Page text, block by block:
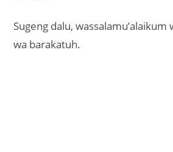
Sugeng dalu,
wa barakatuh.